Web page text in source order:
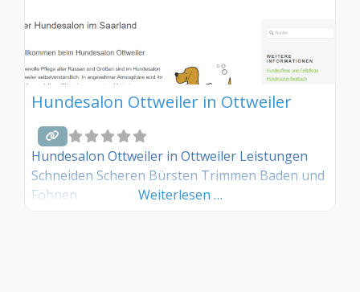
Hundesalon Ottweiler in Ottweiler
Hundesalon Ottweiler in Ottweiler Leistungen
Schneiden Scheren Bürsten Trimmen Baden und
Föhnen
Weiterlesen …